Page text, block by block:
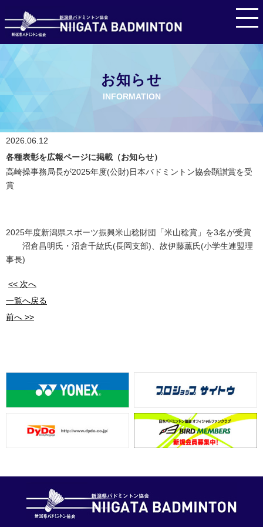
お知らせ
INFORMATION
2026.06.12
各種表彰を広報ページに掲載（お知らせ）
高崎操事務局長が2025年度(公財)日本バドミントン協会顕讃賞を受
賞
2025年度新潟県スポーツ振興米山稔財団「米山稔賞」を3名が受賞
沼倉昌明氏・沼倉千紘氏(長岡支部)、故伊藤薫氏(小学生連盟理
事長)
<< 次へ
一覧へ戻る
前へ >>